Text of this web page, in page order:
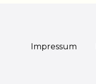
Impressum